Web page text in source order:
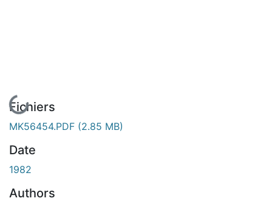
En cours de chargement...
Fichiers
MK56454.PDF (2.85 MB)
Date
1982
Authors